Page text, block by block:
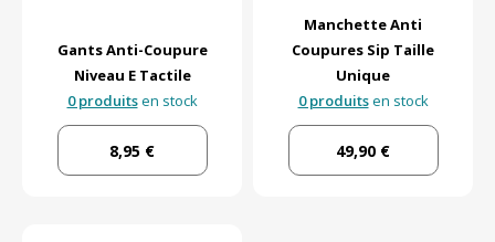
Gants Anti-Coupure
Niveau E Tactile
0 produitsen stock
8,95 €
Manchette Anti
Coupures Sip Taille
Unique
0 produitsen stock
49,90 €